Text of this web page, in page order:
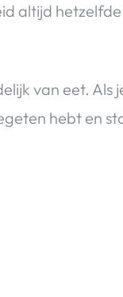
altijd
van eet. Als
hebt en